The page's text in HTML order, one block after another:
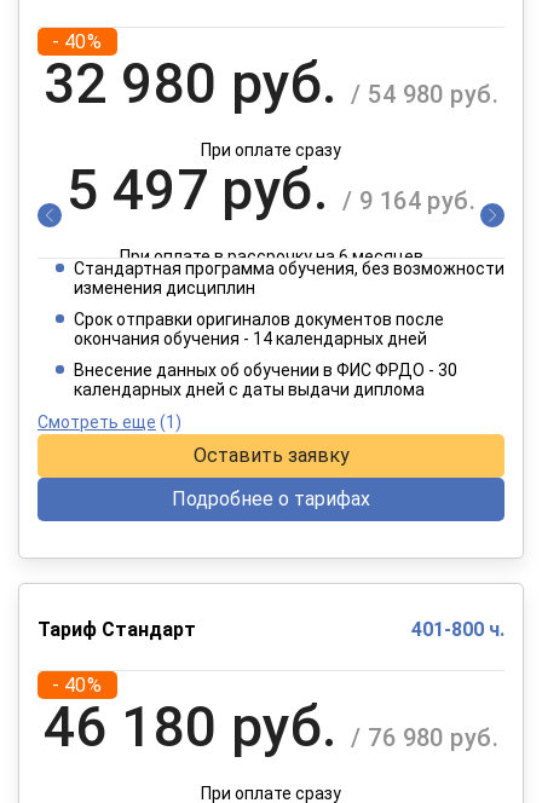
- 40%
32 980 руб. / 54 980 руб.
При оплате сразу
5 497 руб. / 9 164 руб.
При оплате в рассрочку на 6 месяцев
2 749 руб.
При оплате в рассрочку на 12 месяцев
Стандартная программа обучения, без возможности
изменения дисциплин
Срок отправки оригиналов документов после
окончания обучения - 14 календарных дней
Внесение данных об обучении в ФИС ФРДО - 30
календарных дней с даты выдачи диплома
Смотреть еще (1)
Оставить заявку
Подробнее о тарифах
Тариф Стандарт 401-800 ч.
- 40%
46 180 руб. / 76 980 руб.
При оплате сразу